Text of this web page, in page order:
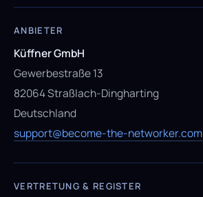
ANBIETER
Küffner GmbH
Gewerbestraße 13
82064 Straßlach-Dingharting
Deutschland
support@become-the-networker.com
VERTRETUNG & REGISTER